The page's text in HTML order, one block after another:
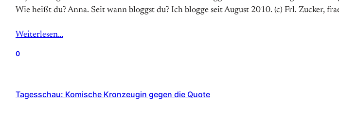
Wie heißt du? Anna. Seit wann bloggst du? Ich blogge seit August 2010. (c) Frl. Zucker,
Weiterlesen…
0
Tagesschau: Komische Kronzeugin gegen die Quote